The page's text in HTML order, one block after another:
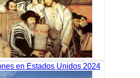
en Estados Unidos 2024